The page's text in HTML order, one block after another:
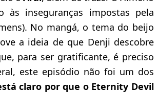
inseguranças impostas pela
No mangá, o tema do beijo
a ideia de que Denji descobre
para ser gratificante, é preciso
este episódio não foi um dos
claro por que o Eternity Devil